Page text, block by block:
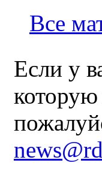
Все
Если у